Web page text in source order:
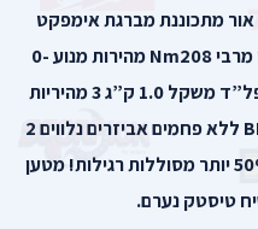
מתכוננת מברגת אימפקט
DCF85M מתח עבודה: 18V מומנט מרבי Nm208 מהירות מנוע 0-
3250 סל”ד פעולות לדקה 3800 פל”ד משקל 1.0 ק”ג 3 מהיריות
עבודה 3 נורות לד עוצמתיות מנוע BL ללא פחמים אביזרים נלווים 2
סוללות 1.7A DCB1102 חזקות ב50% יותר מסוללות רגילות! מטען
טיסטק נערם.